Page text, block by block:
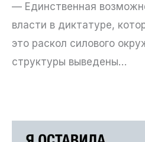
— Единственная
власти в диктатуре,
это раскол силового
структуры выведены…